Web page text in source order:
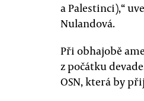
a Palestinci),“
Nulandová.
Při obhajobě
z počátku
OSN, která by